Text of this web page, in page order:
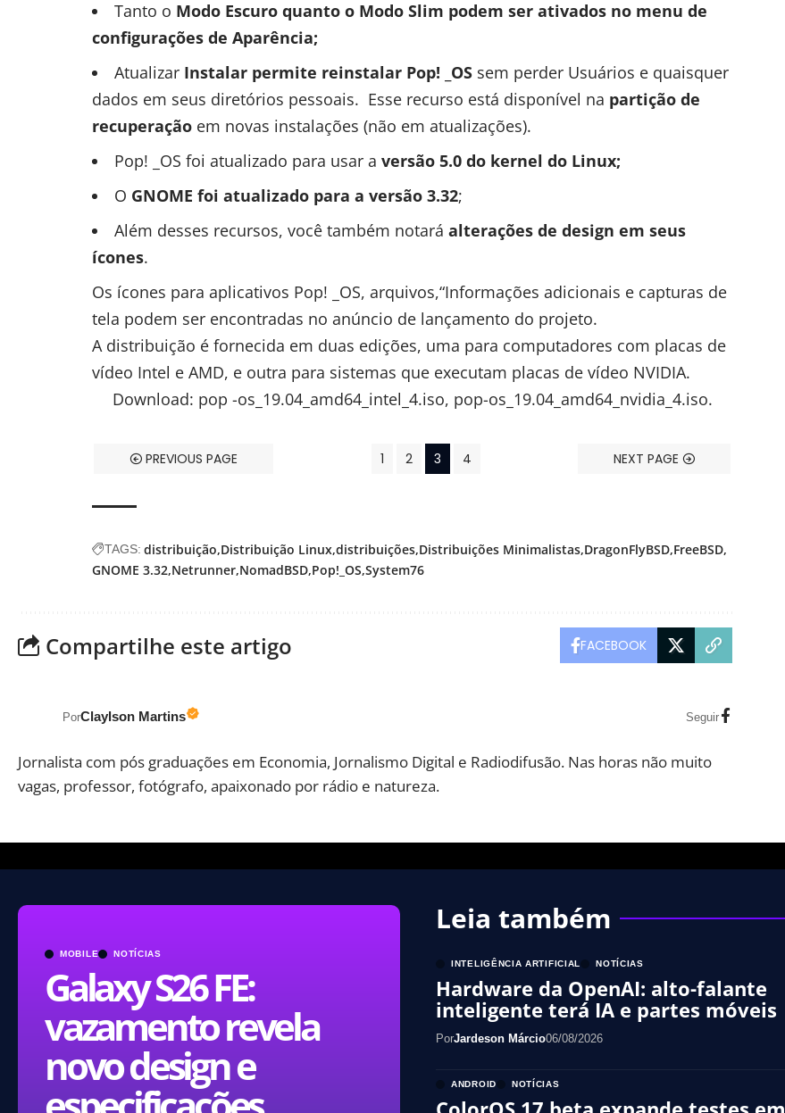
Tanto o Modo Escuro quanto o Modo Slim podem ser ativados no menu de
configurações de Aparência;
Atualizar Instalar permite reinstalar Pop! _OS sem perder Usuários e quaisquer
dados em seus diretórios pessoais. Esse recurso está disponível na partição de
recuperação em novas instalações (não em atualizações).
Pop! _OS foi atualizado para usar a versão 5.0 do kernel do Linux;
O GNOME foi atualizado para a versão 3.32;
Além desses recursos, você também notará alterações de design em seus
ícones.
Os ícones para aplicativos Pop! _OS, arquivos,“Informações adicionais e capturas de
tela podem ser encontradas no anúncio de lançamento do projeto.
A distribuição é fornecida em duas edições, uma para computadores com placas de
vídeo Intel e AMD, e outra para sistemas que executam placas de vídeo NVIDIA.
Download: pop -os_19.04_amd64_intel_4.iso, pop-os_19.04_amd64_nvidia_4.iso.
PREVIOUS PAGE 1 2 3 4 NEXT PAGE
TAGS: distribuição Distribuição Linux distribuições Distribuições Minimalistas DragonFlyBSD FreeBSD
GNOME 3.32 Netrunner NomadBSD Pop!_OS System76
Compartilhe este artigo FACEBOOK
PorClaylson Martins Seguir
Jornalista com pós graduações em Economia, Jornalismo Digital e Radiodifusão. Nas horas não muito
vagas, professor, fotógrafo, apaixonado por rádio e natureza.
MOBILE NOTÍCIAS
Galaxy S26 FE:
vazamento revela
novo design e
Leia também
INTELIGÊNCIA ARTIFICIAL NOTÍCIAS
Hardware da OpenAI: alto-falante
inteligente terá IA e partes móveis
PorJardeson Márcio06/08/2026
ANDROID NOTÍCIAS